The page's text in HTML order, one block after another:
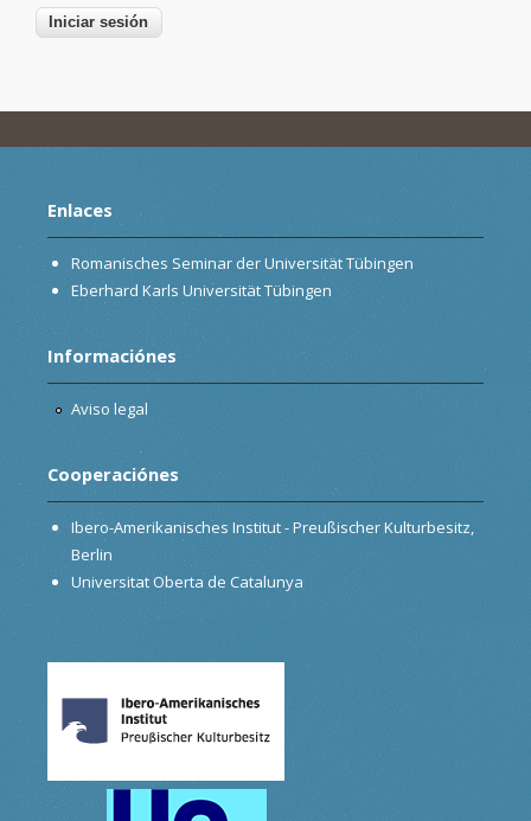
Enlaces
Romanisches Seminar der Universität Tübingen
Eberhard Karls Universität Tübingen
Informaciónes
Aviso legal
Cooperaciónes
Ibero-Amerikanisches Institut - Preußischer Kulturbesitz,
Berlin
Universitat Oberta de Catalunya